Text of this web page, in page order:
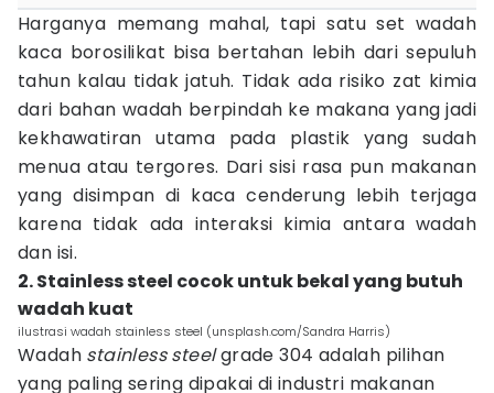
Harganya memang mahal, tapi satu set wadah
kaca borosilikat bisa bertahan lebih dari sepuluh
tahun kalau tidak jatuh. Tidak ada risiko zat kimia
dari bahan wadah berpindah ke makana yang jadi
kekhawatiran utama pada plastik yang sudah
menua atau tergores. Dari sisi rasa pun makanan
yang disimpan di kaca cenderung lebih terjaga
karena tidak ada interaksi kimia antara wadah
dan isi.
2. Stainless steel cocok untuk bekal yang butuh
wadah kuat
ilustrasi wadah stainless steel (unsplash.com/Sandra Harris)
Wadah stainless steelgrade 304 adalah pilihan
yang paling sering dipakai di industri makanan